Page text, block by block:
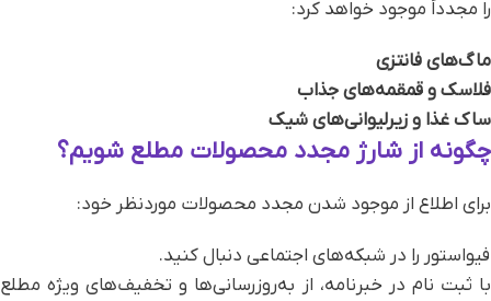
را مجدداً موجود خواهد کرد:
ماگ‌های فانتزی
فلاسک و قمقمه‌های جذاب
ساک غذا و زیرلیوانی‌های شیک
چگونه از شارژ مجدد محصولات مطلع شویم؟
برای اطلاع از موجود شدن مجدد محصولات موردنظر خود:
فیواستور را در شبکه‌های اجتماعی دنبال کنید.
با ثبت نام در خبرنامه، از به‌روزرسانی‌ها و تخفیف‌های ویژه مطلع